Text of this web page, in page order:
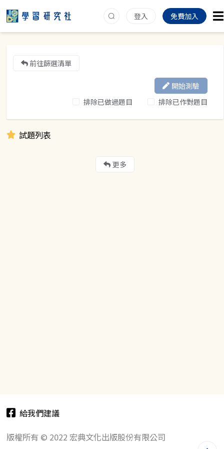
登入 免費加入
前往篩選清單
排除已做過題目 排除已作對題目
開始測驗
試題列表
更多
給我們建議
版權所有 © 2022 宏典文化出版股份有限公司